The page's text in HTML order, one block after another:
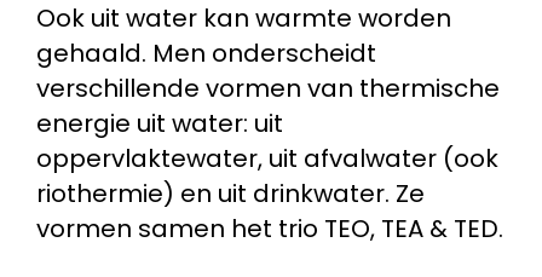
Ook uit water kan warmte worden
gehaald. Men onderscheidt
verschillende vormen van thermische
energie uit water: uit
oppervlaktewater, uit afvalwater (ook
riothermie) en uit drinkwater. Ze
vormen samen het trio TEO, TEA & TED.